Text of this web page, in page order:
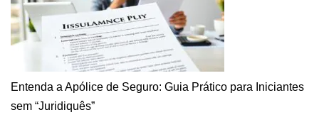
Entenda a Apólice de Seguro: Guia Prático para Iniciantes
sem “Juridiquês”